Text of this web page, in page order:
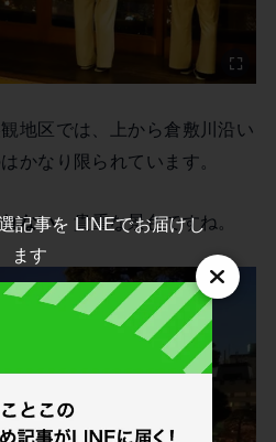
地区では、上から倉敷川沿い
かなり限られています。
ない、貴重な景色ですね。
記事を LINEでお届けし
ます